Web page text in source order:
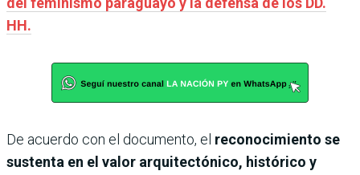
HH.
De acuerdo con el documento, el reconocimiento se
sustenta en el valor arquitectónico, histórico y